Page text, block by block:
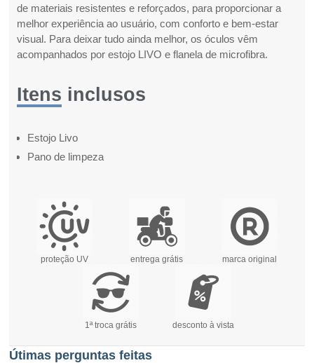
de materiais resistentes e reforçados, para proporcionar a
melhor experiência ao usuário, com conforto e bem-estar
visual. Para deixar tudo ainda melhor, os óculos vêm
acompanhados por estojo LIVO e flanela de microfibra.
Itens inclusos
Estojo Livo
Pano de limpeza
proteção UV entrega grátis marca original
1ª troca grátis desconto à vista
Útimas perguntas feitas